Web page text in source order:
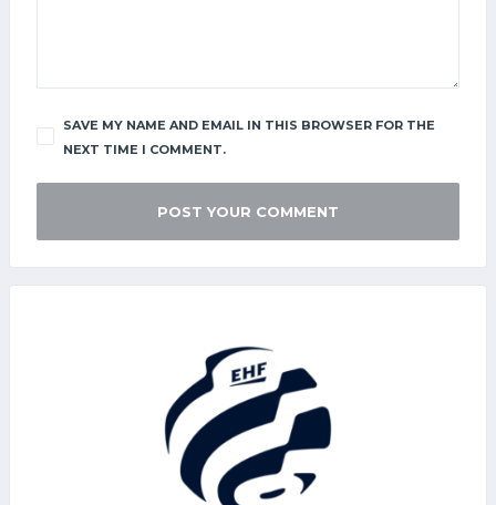
SAVE MY NAME AND EMAIL IN THIS BROWSER FOR THE
NEXT TIME I COMMENT.